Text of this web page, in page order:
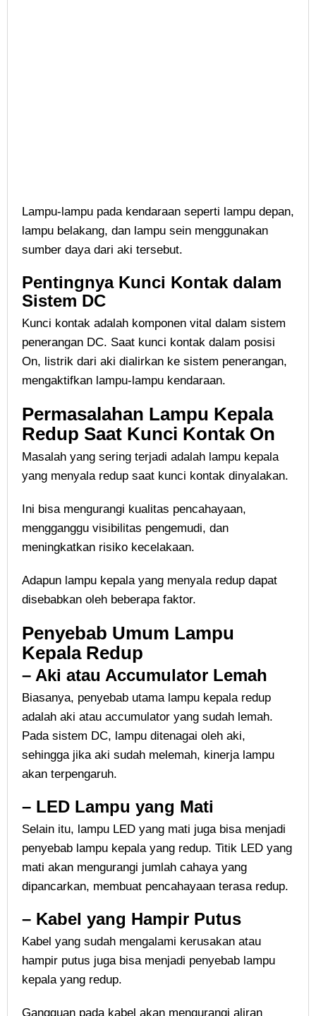
Lampu-lampu pada kendaraan seperti lampu depan,
lampu belakang, dan lampu sein menggunakan
sumber daya dari aki tersebut.
Pentingnya Kunci Kontak dalam
Sistem DC
Kunci kontak adalah komponen vital dalam sistem
penerangan DC. Saat kunci kontak dalam posisi
On, listrik dari aki dialirkan ke sistem penerangan,
mengaktifkan lampu-lampu kendaraan.
Permasalahan Lampu Kepala
Redup Saat Kunci Kontak On
Masalah yang sering terjadi adalah lampu kepala
yang menyala redup saat kunci kontak dinyalakan.
Ini bisa mengurangi kualitas pencahayaan,
mengganggu visibilitas pengemudi, dan
meningkatkan risiko kecelakaan.
Adapun lampu kepala yang menyala redup dapat
disebabkan oleh beberapa faktor.
Penyebab Umum Lampu
Kepala Redup
– Aki atau Accumulator Lemah
Biasanya, penyebab utama lampu kepala redup
adalah aki atau accumulator yang sudah lemah.
Pada sistem DC, lampu ditenagai oleh aki,
sehingga jika aki sudah melemah, kinerja lampu
akan terpengaruh.
– LED Lampu yang Mati
Selain itu, lampu LED yang mati juga bisa menjadi
penyebab lampu kepala yang redup. Titik LED yang
mati akan mengurangi jumlah cahaya yang
dipancarkan, membuat pencahayaan terasa redup.
– Kabel yang Hampir Putus
Kabel yang sudah mengalami kerusakan atau
hampir putus juga bisa menjadi penyebab lampu
kepala yang redup.
Gangguan pada kabel akan mengurangi aliran